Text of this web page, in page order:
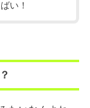
い！